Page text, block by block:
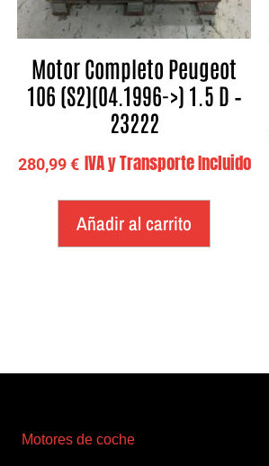
Motor Completo Peugeot
106 (S2)(04.1996->) 1.5 D –
23222
280,99€ IVA y Transporte Incluido
Añadir al carrito
Motores de coche